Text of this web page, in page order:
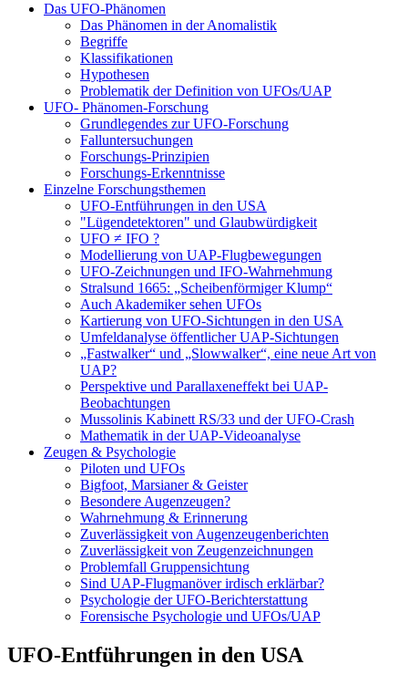
Das UFO-Phänomen
Das Phänomen in der Anomalistik
Begriffe
Klassifikationen
Hypothesen
Problematik der Definition von UFOs/UAP
UFO- Phänomen-Forschung
Grundlegendes zur UFO-Forschung
Falluntersuchungen
Forschungs-Prinzipien
Forschungs-Erkenntnisse
Einzelne Forschungsthemen
UFO-Entführungen in den USA
"Lügendetektoren" und Glaubwürdigkeit
UFO ≠ IFO ?
Modellierung von UAP-Flugbewegungen
UFO-Zeichnungen und IFO-Wahrnehmung
Stralsund 1665: „Scheibenförmiger Klump“
Auch Akademiker sehen UFOs
Kartierung von UFO-Sichtungen in den USA
Umfeldanalyse öffentlicher UAP-Sichtungen
„Fastwalker“ und „Slowwalker“, eine neue Art von
UAP?
Perspektive und Parallaxeneffekt bei UAP-
Beobachtungen
Mussolinis Kabinett RS/33 und der UFO-Crash
Mathematik in der UAP-Videoanalyse
Zeugen & Psychologie
Piloten und UFOs
Bigfoot, Marsianer & Geister
Besondere Augenzeugen?
Wahrnehmung & Erinnerung
Zuverlässigkeit von Augenzeugenberichten
Zuverlässigkeit von Zeugenzeichnungen
Problemfall Gruppensichtung
Sind UAP-Flugmanöver irdisch erklärbar?
Psychologie der UFO-Berichterstattung
Forensische Psychologie und UFOs/UAP
UFO-Entführungen in den USA